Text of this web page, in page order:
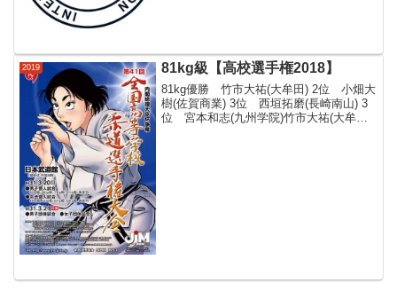
2019 81kg級【高校選手権2018】
81kg優勝 竹市大祐(大牟田) 2位 小畑大
樹(佐賀商業) 3位 西垣拓磨(長崎南山) 3
位 宮本和志(九州学院)竹市大祐(大牟田)